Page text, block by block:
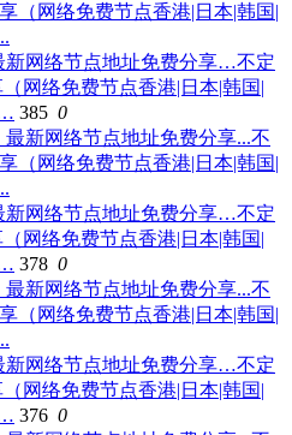
新网络节点地址免费分享…不定
网络免费节点香港|日本|韩国|
385 0
新网络节点地址免费分享…不定
网络免费节点香港|日本|韩国|
378 0
新网络节点地址免费分享…不定
网络免费节点香港|日本|韩国|
376 0